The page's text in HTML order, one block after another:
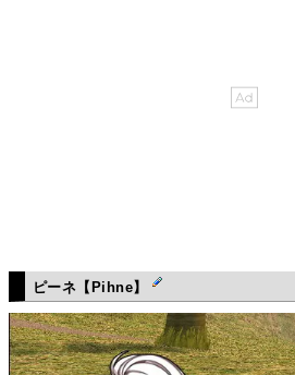
ピーネ【Pihne】